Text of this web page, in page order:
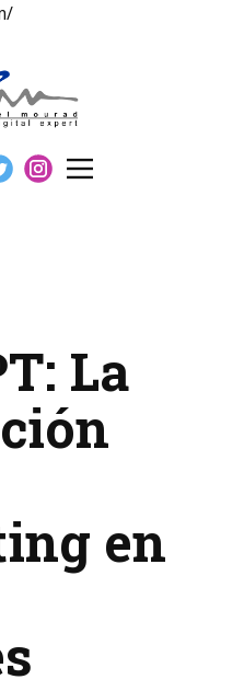
La
en